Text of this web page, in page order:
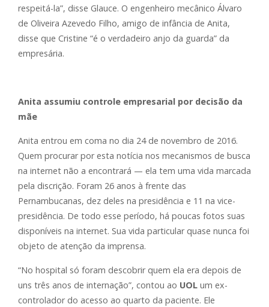
respeitá-la”, disse Glauce. O engenheiro mecânico Álvaro
de Oliveira Azevedo Filho, amigo de infância de Anita,
disse que Cristine “é o verdadeiro anjo da guarda” da
empresária.
Anita assumiu controle empresarial por decisão da
mãe
Anita entrou em coma no dia 24 de novembro de 2016.
Quem procurar por esta notícia nos mecanismos de busca
na internet não a encontrará — ela tem uma vida marcada
pela discrição. Foram 26 anos à frente das
Pernambucanas, dez deles na presidência e 11 na vice-
presidência. De todo esse período, há poucas fotos suas
disponíveis na internet. Sua vida particular quase nunca foi
objeto de atenção da imprensa.
“No hospital só foram descobrir quem ela era depois de
uns três anos de internação”, contou ao UOL um ex-
controlador do acesso ao quarto da paciente. Ele